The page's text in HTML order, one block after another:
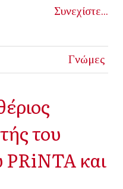
Συνεχίστε...
Γνώμες
του
PRiNTA και